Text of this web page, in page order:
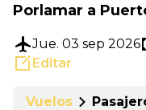
Porlamar a
Jue. 03 sep 2026
Editar
Vuelos